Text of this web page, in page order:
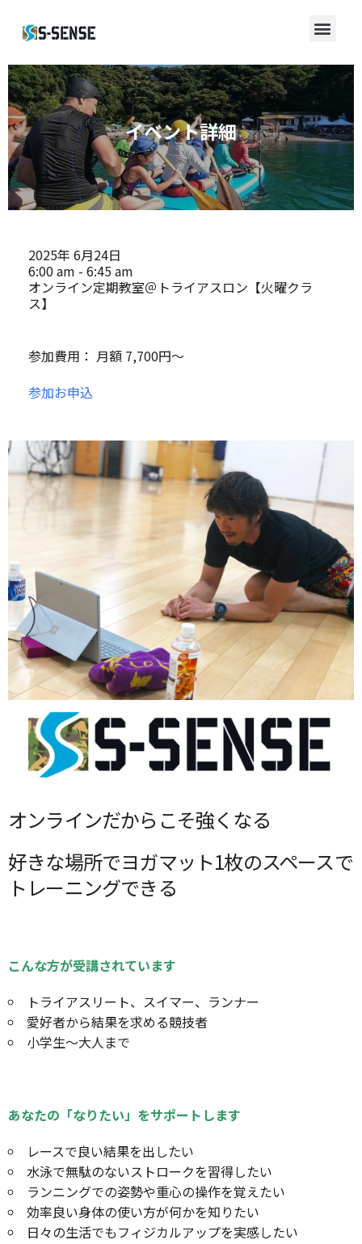
イベント詳細
2025年 6月24日
6:00 am - 6:45 am
オンライン定期教室＠トライアスロン【火曜クラ
ス】
参加費用： 月額 7,700円～
参加お申込
オンラインだからこそ強くなる
好きな場所でヨガマット1枚のスペースで
トレーニングできる
こんな方が受講されています
トライアスリート、スイマー、ランナー
愛好者から結果を求める競技者
小学生～大人まで
あなたの「なりたい」をサポートします
レースで良い結果を出したい
水泳で無駄のないストロークを習得したい
ランニングでの姿勢や重心の操作を覚えたい
効率良い身体の使い方が何かを知りたい
日々の生活でもフィジカルアップを実感したい